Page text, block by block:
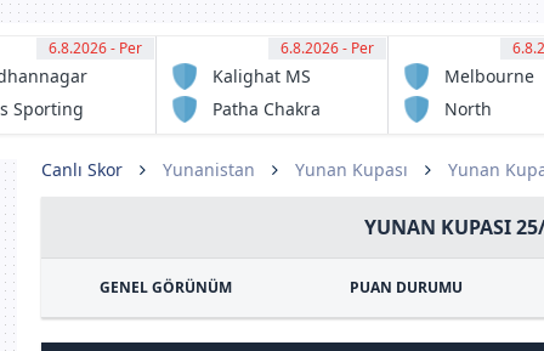
12:30
6.8.2026 - Per
Sporting
12:30
6.8.2026 - Per
Kalighat MS
Patha Chakra
Melbourne
Victory FC
North
Eagles FC
Canlı Skor Yunanistan Yunan Kupası Yunan
YUNAN KUPASI
GENEL GÖRÜNÜM PUAN DURUMU